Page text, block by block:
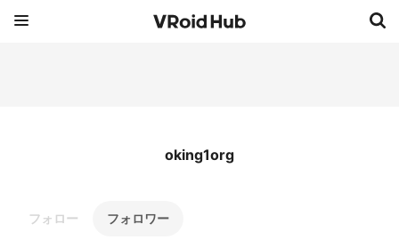
oking1org
フォロー フォロワー